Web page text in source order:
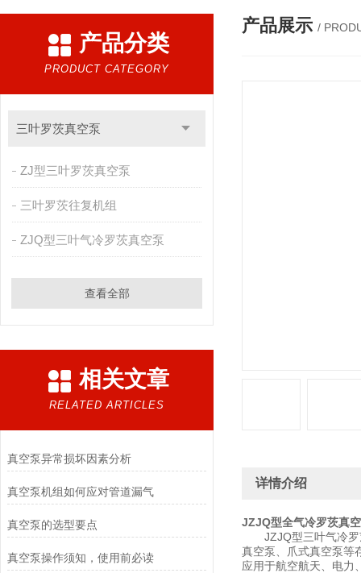
产品分类
PRODUCT CATEGORY
三叶罗茨真空泵
ZJ型三叶罗茨真空泵
三叶罗茨往复机组
ZJQ型三叶气冷罗茨真空泵
查看全部
相关文章
RELATED ARTICLES
真空泵异常损坏因素分析
真空泵机组如何应对管道漏气
真空泵的选型要点
真空泵操作须知，使用前必读
产品展示 /
详情介绍
JZJQ型全气冷罗茨真
JZJQ型三叶气冷罗
真空泵、爪式真空泵等
应用于航空航天、电力